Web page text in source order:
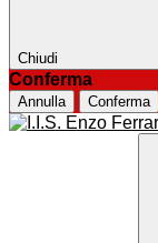
Chiudi
Conferma
Annulla Conferma